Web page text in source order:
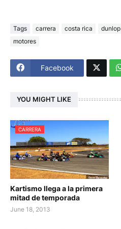
Tags carrera costa rica dunlop
motores
Facebook
YOU MIGHT LIKE
CARRERA
Kartismo llega a la primera
mitad de temporada
June 18, 2013